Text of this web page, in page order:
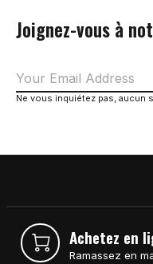
Joignez-vous à
Ne vous inquiétez pas, aucun
Achetez en
Ramassez en